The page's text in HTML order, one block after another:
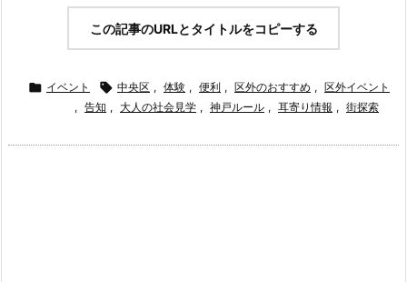
この記事のURLとタイトルをコピーする
 イベント  中央区 , 体験 , 便利 , 区外のおすすめ , 区外イベント
, 告知 , 大人の社会見学 , 神戸ルール , 耳寄り情報 , 街探索